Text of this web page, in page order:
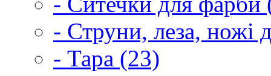
- Струни, леза, ножі
- Тара (23)